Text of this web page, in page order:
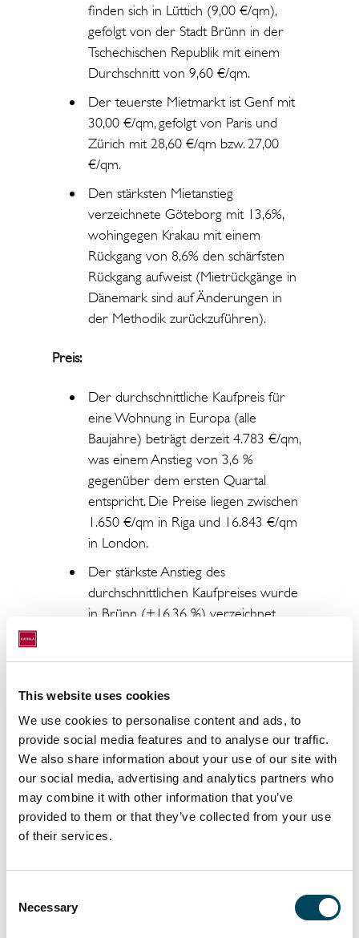
This website uses cookies
We use cookies to personalise content and ads, to
provide social media features and to analyse our traffic.
We also share information about your use of our site with
our social media, advertising and analytics partners who
may combine it with other information that you’ve
provided to them or that they’ve collected from your use
of their services.
Selection
Necessary
finden sich in Lüttich (9,00 €/qm),
gefolgt von der Stadt Brünn in der
Tschechischen Republik mit einem
Durchschnitt von 9,60 €/qm.
Der teuerste Mietmarkt ist Genf mit
30,00 €/qm, gefolgt von Paris und
Zürich mit 28,60 €/qm bzw. 27,00
€/qm.
Den stärksten Mietanstieg
verzeichnete Göteborg mit 13,6%,
wohingegen Krakau mit einem
Rückgang von 8,6% den schärfsten
Rückgang aufweist (Mietrückgänge in
Dänemark sind auf Änderungen in
der Methodik zurückzuführen).
Preis:
Der durchschnittliche Kaufpreis für
eine Wohnung in Europa (alle
Baujahre) beträgt derzeit 4.783 €/qm,
was einem Anstieg von 3,6 %
gegenüber dem ersten Quartal
entspricht. Die Preise liegen zwischen
1.650 €/qm in Riga und 16.843 €/qm
in London.
Der stärkste Anstieg des
durchschnittlichen Kaufpreises wurde
in Brünn (+16,36 %) verzeichnet,
10,15 % erfasst wurde.
Renditen:
Die durchschnittliche europäische
Spitzenrendite für
Mehrfamilienhäuser liegt derzeit bei
3,66 %. Im Vergleich zu unserer